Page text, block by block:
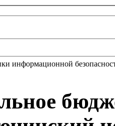
информационной